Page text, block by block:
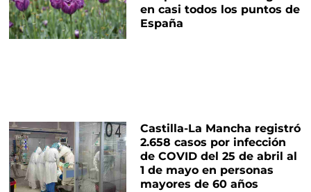
en casi todos los puntos de
España
Castilla-La Mancha registró
2.658 casos por infección
de COVID del 25 de abril al
1 de mayo en personas
mayores de 60 años